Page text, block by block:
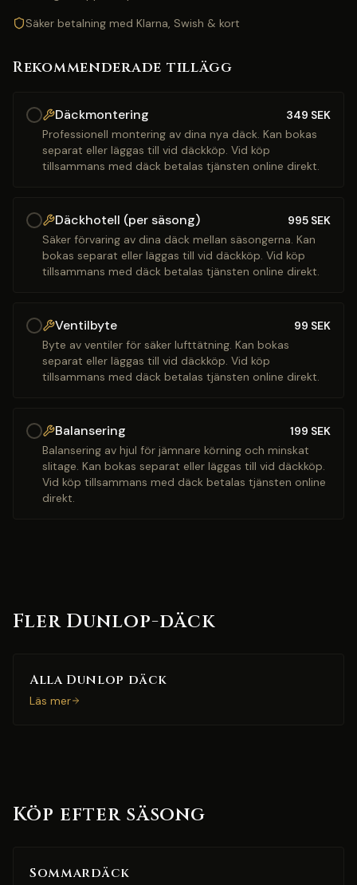
Säker betalning med Klarna, Swish & kort
Rekommenderade tillägg
Däckmontering 349 SEK
Professionell montering av dina nya däck. Kan bokas
separat eller läggas till vid däckköp. Vid köp
tillsammans med däck betalas tjänsten online direkt.
Däckhotell (per säsong) 995 SEK
Säker förvaring av dina däck mellan säsongerna. Kan
bokas separat eller läggas till vid däckköp. Vid köp
tillsammans med däck betalas tjänsten online direkt.
Ventilbyte 99 SEK
Byte av ventiler för säker lufttätning. Kan bokas
separat eller läggas till vid däckköp. Vid köp
tillsammans med däck betalas tjänsten online direkt.
Balansering 199 SEK
Balansering av hjul för jämnare körning och minskat
slitage. Kan bokas separat eller läggas till vid däckköp.
Vid köp tillsammans med däck betalas tjänsten online
direkt.
Fler Dunlop-däck
Alla Dunlop däck
Läs mer
Köp efter säsong
Sommardäck